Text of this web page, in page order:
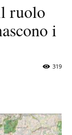
ruolo
i
319